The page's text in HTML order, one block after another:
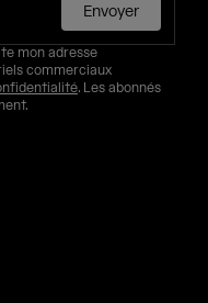
Envoyer
mon adresse
commerciaux
. Les abonnés